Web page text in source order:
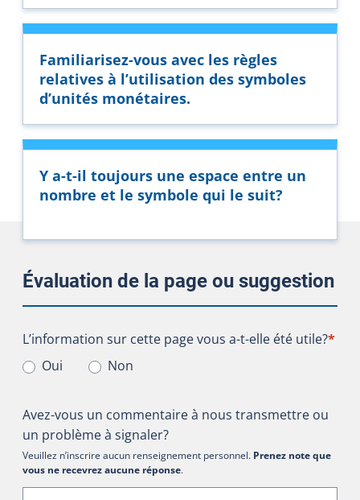
Familiarisez-vous avec les règles
relatives à l’utilisation des symboles
d’unités monétaires.
Y a-t-il toujours une espace entre un
nombre et le symbole qui le suit?
Évaluation de la page ou suggestion
L’information sur cette page vous a-t-elle été utile?
L’information sur cette page vous a-t-elle été utile?*
Oui
Non
Avez-vous un commentaire à nous transmettre ou
un problème à signaler?
Veuillez n’inscrire aucun renseignement personnel. Prenez note que
vous ne recevrez aucune réponse.